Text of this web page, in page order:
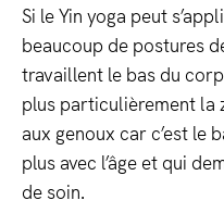
Si le Yin yoga peut
beaucoup de postures
travaillent le bas du
plus particulièrement la
aux genoux car c’est le
plus avec l’âge et qui
de soin.